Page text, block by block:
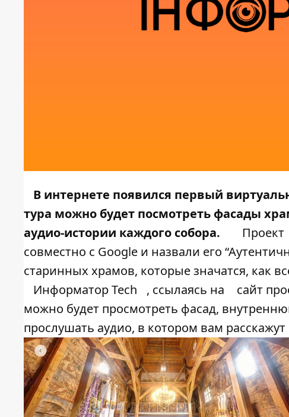
В интернете появился первый
тура можно будет посмотреть фасады
аудио-истории каждого собора.
Проект
совместно с Google и назвали его
старинных храмов, которые значатся, как
Информатор Tech
, ссылаясь на сайт
можно будет просмотреть фасад,
прослушать аудио, в котором вам